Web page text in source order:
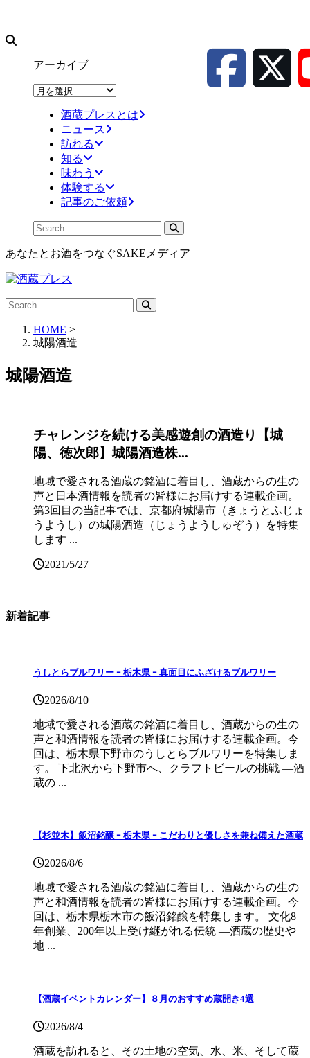
アーカイブ
ア
酒蔵プレスとは
ニュース
訪れる
知る
味わう
体験する
記事のご依頼
あなたとお酒をつなぐSAKEメディア
HOME >
城陽酒造
城陽酒造
チャレンジを続ける美感遊創の酒造り【城
陽、徳次郎】城陽酒造株...
地域で愛される酒蔵の銘酒に着目し、酒蔵からの生の
声と日本酒情報を読者の皆様にお届けする連載企画。
第3回目の当記事では、京都府城陽市（きょうとふじょ
うようし）の城陽酒造（じょうようしゅぞう）を特集
します ...
2021/5/27
新着記事
うしとらブルワリー ｰ 栃木県 ｰ 真面目にふざけるブルワリー
2026/8/10
地域で愛される酒蔵の銘酒に着目し、酒蔵からの生の
声と和酒情報を読者の皆様にお届けする連載企画。今
回は、栃木県下野市のうしとらブルワリーを特集しま
す。 下北沢から下野市へ、クラフトビールの挑戦 ―酒
蔵の ...
【杉並木】飯沼銘醸 ｰ 栃木県 ｰ こだわりと優しさを兼ね備えた酒蔵
2026/8/6
地域で愛される酒蔵の銘酒に着目し、酒蔵からの生の
声と和酒情報を読者の皆様にお届けする連載企画。今
回は、栃木県栃木市の飯沼銘醸を特集します。 文化8
年創業、200年以上受け継がれる伝統 ―酒蔵の歴史や
地 ...
【酒蔵イベントカレンダー】８月のおすすめ蔵開き4選
2026/8/4
酒蔵を訪れると、その土地の空気、水、米、そして蔵